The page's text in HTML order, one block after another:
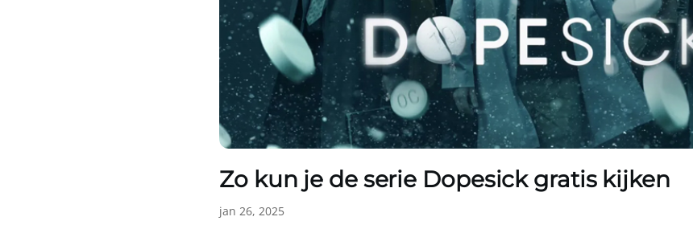
Zo kun je de serie Dopesick gratis kijken
jan 26, 2025